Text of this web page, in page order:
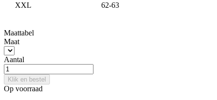
XXL
62-63
Maattabel
Maat
Aantal
Klik en bestel
Op voorraad